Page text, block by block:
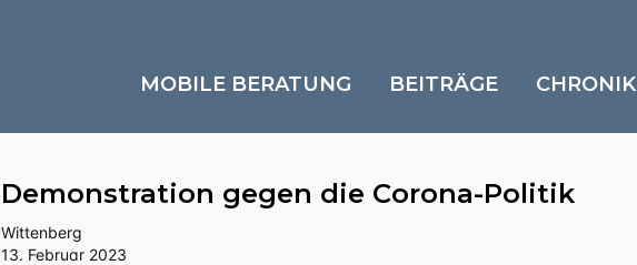
MOBILE BERATUNG BEITRÄGE CHRONIK
Demonstration gegen die Corona-Politik
Wittenberg
13. Februar 2023